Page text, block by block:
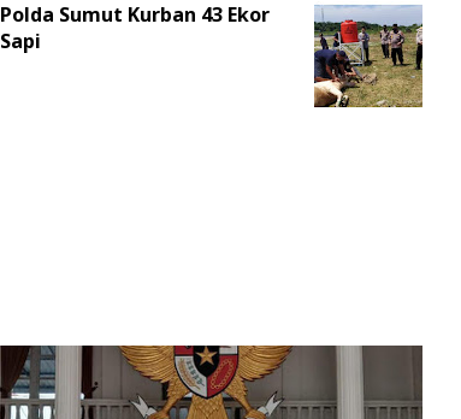
Polda Sumut Kurban 43 Ekor
Sapi